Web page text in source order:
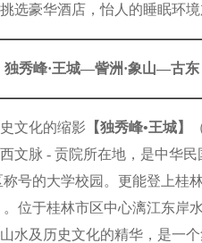
选豪华酒店，怡人的睡眠环
独秀峰·王城—訾洲·象山—古东
文化的缩影 【独秀峰•王城】
文脉 - 贡院所在地，是中华
号的大学校园。更能登上桂
位于桂林市区中心漓江东岸
水及历史文化的精华，是一